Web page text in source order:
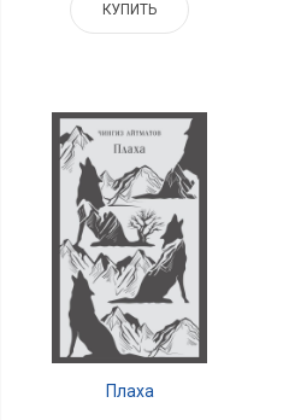
КУПИТЬ
Плаха